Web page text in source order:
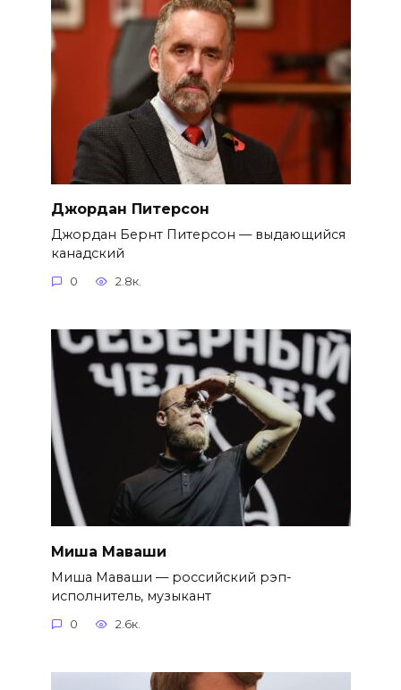
Джордан Питерсон
Джордан Бернт Питерсон — выдающийся
канадский
0 2.8к.
Миша Маваши
Миша Маваши — российский рэп-
исполнитель, музыкант
0 2.6к.